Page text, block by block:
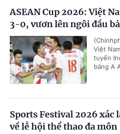
ASEAN Cup 2026: Việt
3-0, vươn lên ngôi đầu
Việt
tuyển
bảng A
Sports Festival 2026 xác
về lễ hội thể thao đa môn